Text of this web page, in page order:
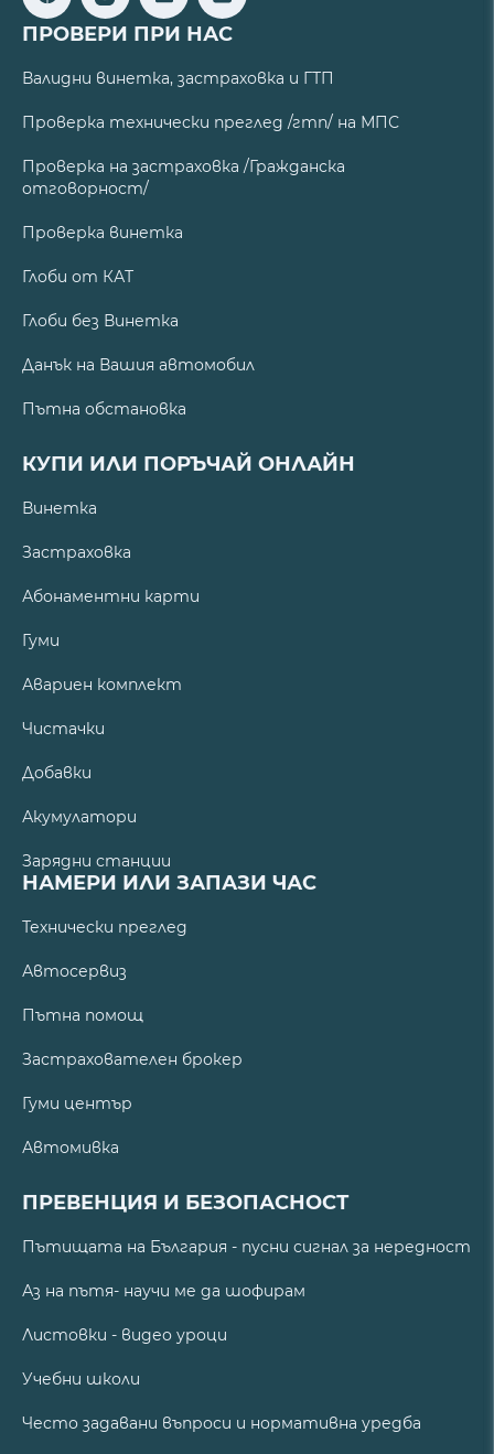
ПРОВЕРИ ПРИ НАС
Валидни винетка, застраховка и ГТП
Проверка технически преглед /гтп/ на МПС
Проверка на застраховка /Гражданска
отговорност/
Проверка винетка
Глоби от КАТ
Глоби без Винетка
Данък на Вашия автомобил
Пътна обстановка
КУПИ ИЛИ ПОРЪЧАЙ ОНЛАЙН
Винетка
Застраховка
Абонаментни карти
Гуми
Авариен комплект
Чистачки
Добавки
Акумулатори
Зарядни станции
НАМЕРИ ИЛИ ЗАПАЗИ ЧАС
Технически преглед
Автосервиз
Пътна помощ
Застрахователен брокер
Гуми център
Автомивка
ПРЕВЕНЦИЯ И БЕЗОПАСНОСТ
Пътищата на България - пусни сигнал за нередност
Аз на пътя- научи ме да шофирам
Листовки - видео уроци
Учебни школи
Често задавани въпроси и нормативна уредба